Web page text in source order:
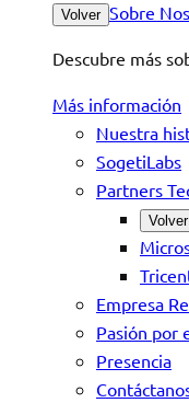
Volver Sobre
Descubre más
Más información
Nuestra
SogetiLabs
Partners
Volver
Empresa
Pasión por
Presencia